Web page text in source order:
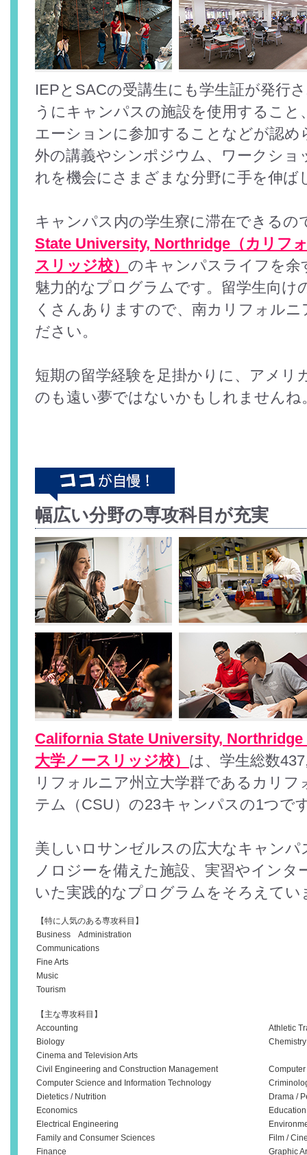
IEPとSACの受講生にも学生証が発行
うにキャンパスの施設を使用するこ
エーションに参加することなどが認め
外の講義やシンポジウム、ワークショ
れを機会にさまざまな分野に手を伸ば
キャンパス内の学生寮に滞在できるの
State University, Northridge（カリフ
スリッジ校） のキャンパスライフを
魅力的なプログラムです。留学生向け
くさんありますので、南カリフォル
ださい。
短期の留学経験を足掛かりに、アメリ
のも遠い夢ではないかもしれませんね
幅広い分野の専攻科目が充実
California State University, Northridge
大学ノースリッジ校） は、学生総数
リフォルニア州立大学群であるカリフ
テム（CSU）の23キャンパスの1つで
美しいロサンゼルスの広大なキャンパ
ノロジーを備えた施設、実習やインタ
いた実践的なプログラムをそろえてい
【特に人気のある専攻科目】
Business Administration
Communications
Fine Arts
Music
Tourism
【主な専攻科目】
Accounting
Athletic
Biology
Cinema and Television Arts
Civil Engineering and Construction Management
Computer Science and Information Technology
Dietetics / Nutrition
Drama /
Economics
Education
Electrical Engineering
Family and Consumer Sciences
Film /
Finance
Graphic